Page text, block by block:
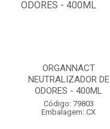
ORGANNACT
NEUTRALIZADOR DE
ODORES - 400ML
Código: 79803
Embalagem: CX